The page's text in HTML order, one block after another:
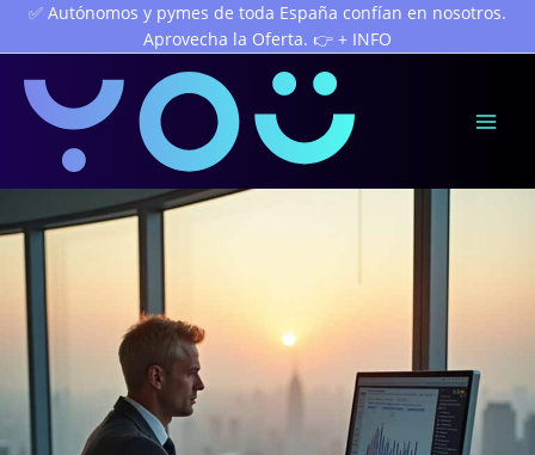
✅ Autónomos y pymes de toda España confían en nosotros.
Aprovecha la Oferta. 👉 + INFO